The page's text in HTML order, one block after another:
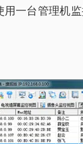
一台管理机